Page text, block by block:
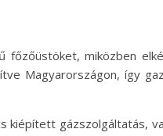
miközben
Magyarországon, így
gázszolgáltatás,